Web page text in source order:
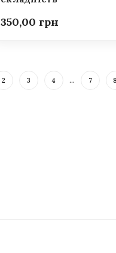
350,00
2 3 4 … 7 8